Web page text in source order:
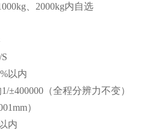
、2000kg内自选
以内
1/±400000（全程分辨力不变）
）
内